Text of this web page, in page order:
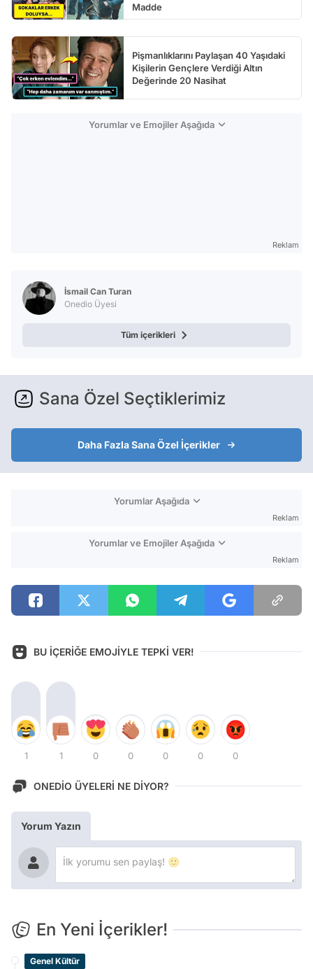
Madde
Pişmanlıklarını Paylaşan 40 Yaşıdaki
Kişilerin Gençlere Verdiği Altın
Değerinde 20 Nasihat
Yorumlar ve Emojiler Aşağıda
Reklam
İsmail Can Turan
Onedio Üyesi
Tüm içerikleri
Sana Özel Seçtiklerimiz
Daha Fazla Sana Özel İçerikler
Yorumlar Aşağıda
Reklam
Yorumlar ve Emojiler Aşağıda
Reklam
BU İÇERİĞE EMOJİYLE TEPKİ VER!
1 1 0 0 0 0 0
ONEDİO ÜYELERİ NE DİYOR?
Yorum Yazın
En Yeni İçerikler!
Genel Kültür